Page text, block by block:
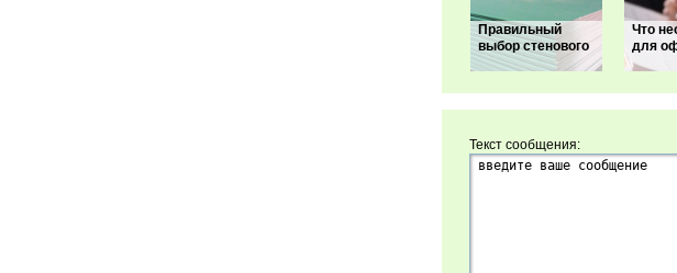
Правильный
выбор стенового
Что
для
Текст сообщения: